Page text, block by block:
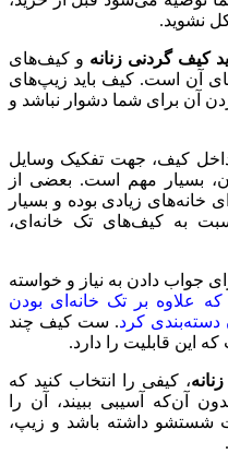
نشوید.
کیف گردنی زنانه و کیف‌های
آن است. کیف باید زیپ‌های
آن برای شما دشوار نباشد و
داخل کیف، جهت تفکیک وسایل
بسیار مهم است. بعضی از
خانه‌های زیادی بوده و بسیار
به کیف‌های تک خانه‌ای،
جواب دادن به نیاز و خواسته
علاوه بر تک خانه‌ای بودن
دسته‌بندی کرد. ست کیف چند
این قابلیت را دارد.
، کیفی را انتخاب کنید که
آن‌که آسیبی ببیند، آن را
شستشو داشته باشد و زیپ،